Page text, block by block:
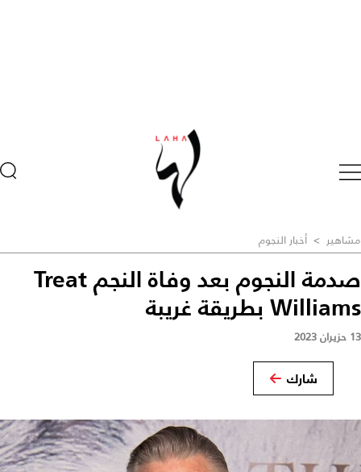
مشاهير > أخبار النجوم
صدمة النجوم بعد وفاة النجم Treat
Williams بطريقة غريبة
13 حزيران 2023
شارك